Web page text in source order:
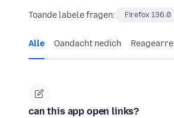
Toande labele fragen: Firefox 136.0
Alle Oandacht nedich Reagearre
can this app open links?